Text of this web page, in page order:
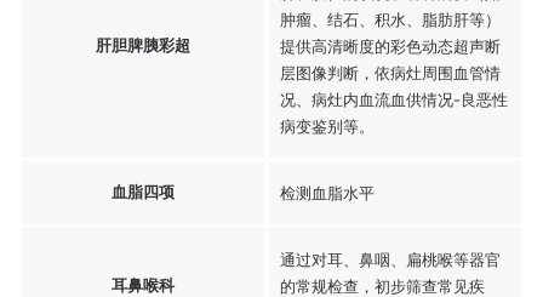
肝胆脾胰彩超
肿瘤、结石、积水、脂肪肝等）
提供高清晰度的彩色动态超声断
层图像判断，依病灶周围血管情
况、病灶内血流血供情况-良恶性
病变鉴别等。
血脂四项 检测血脂水平
耳鼻喉科
通过对耳、鼻咽、扁桃喉等器官
的常规检查，初步筛查常见疾